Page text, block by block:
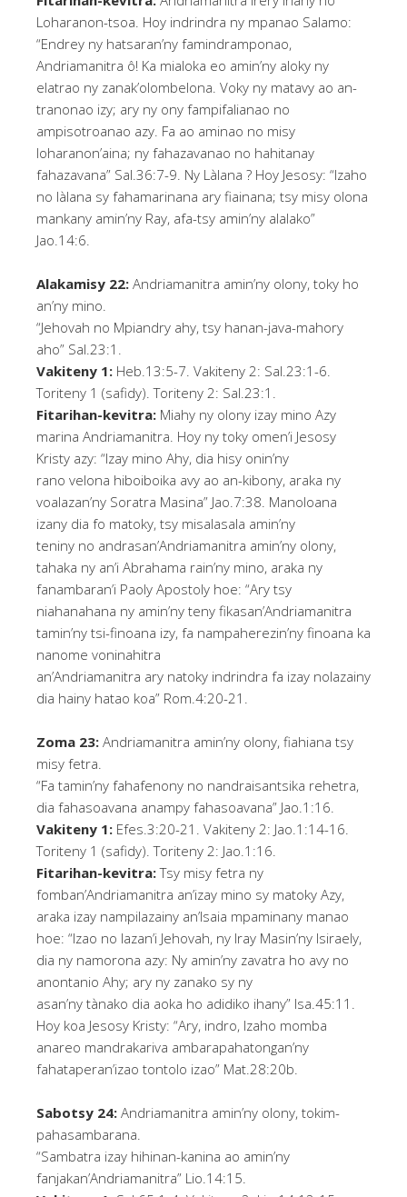
Loharanon-tsoa. Hoy indrindra ny mpanao Salamo:
“Endrey ny hatsaran’ny famindramponao,
Andriamanitra ô! Ka mialoka eo amin’ny aloky ny
elatrao ny zanak’olombelona. Voky ny matavy ao an-
tranonao izy; ary ny ony fampifalianao no
ampisotroanao azy. Fa ao aminao no misy
loharanon’aina; ny fahazavanao no hahitanay
fahazavana” Sal.36:7-9. Ny Làlana ? Hoy Jesosy: “Izaho
no làlana sy fahamarinana ary fiainana; tsy misy olona
mankany amin’ny Ray, afa-tsy amin’ny alalako”
Jao.14:6.
Alakamisy 22: Andriamanitra amin’ny olony, toky ho
an’ny mino.
“Jehovah no Mpiandry ahy, tsy hanan-java-mahory
aho” Sal.23:1.
Vakiteny 1: Heb.13:5-7. Vakiteny 2: Sal.23:1-6.
Toriteny 1 (safidy). Toriteny 2: Sal.23:1.
Fitarihan-kevitra: Miahy ny olony izay mino Azy
marina Andriamanitra. Hoy ny toky omen’i Jesosy
Kristy azy: “Izay mino Ahy, dia hisy onin’ny
rano velona hiboiboika avy ao an-kibony, araka ny
voalazan’ny Soratra Masina” Jao.7:38. Manoloana
izany dia fo matoky, tsy misalasala amin’ny
teniny no andrasan’Andriamanitra amin’ny olony,
tahaka ny an’i Abrahama rain’ny mino, araka ny
fanambaran’i Paoly Apostoly hoe: “Ary tsy
niahanahana ny amin’ny teny fikasan’Andriamanitra
tamin’ny tsi-finoana izy, fa nampaherezin’ny finoana ka
nanome voninahitra
an’Andriamanitra ary natoky indrindra fa izay nolazainy
dia hainy hatao koa” Rom.4:20-21.
Zoma 23: Andriamanitra amin’ny olony, fiahiana tsy
misy fetra.
“Fa tamin’ny fahafenony no nandraisantsika rehetra,
dia fahasoavana anampy fahasoavana” Jao.1:16.
Vakiteny 1: Efes.3:20-21. Vakiteny 2: Jao.1:14-16.
Toriteny 1 (safidy). Toriteny 2: Jao.1:16.
Fitarihan-kevitra:Tsy misy fetra ny
fomban’Andriamanitra an’izay mino sy matoky Azy,
araka izay nampilazainy an’Isaia mpaminany manao
hoe: “Izao no lazan’i Jehovah, ny Iray Masin’ny Isiraely,
dia ny namorona azy: Ny amin’ny zavatra ho avy no
anontanio Ahy; ary ny zanako sy ny
asan’ny tànako dia aoka ho adidiko ihany” Isa.45:11.
Hoy koa Jesosy Kristy: “Ary, indro, Izaho momba
anareo mandrakariva ambarapahatongan’ny
fahataperan’izao tontolo izao” Mat.28:20b.
Sabotsy 24: Andriamanitra amin’ny olony, tokim-
pahasambarana.
“Sambatra izay hihinan-kanina ao amin’ny
fanjakan’Andriamanitra” Lio.14:15.